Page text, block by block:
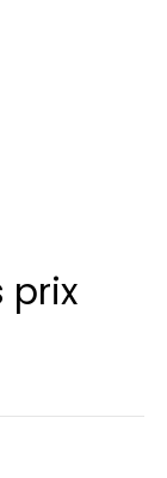
prix